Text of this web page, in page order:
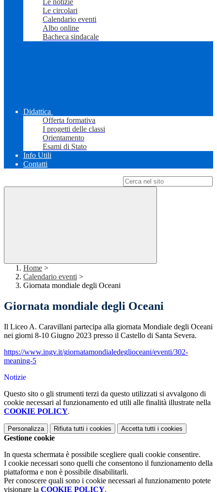
Le notizie
Le circolari
Calendario eventi
Albo online
Bacheca sindacale
Didattica
Offerta formativa
I progetti delle classi
Orientamento
Esami di Stato
Info Utili
Contatti
Home >
Calendario eventi >
Giornata mondiale degli Oceani
Giornata mondiale degli Oceani
Il Liceo A. Caravillani partecipa alla giornata Mondiale degli Oceani
nei giorni 8-10 Giugno 2023 presso il Castello di Santa Severa.
https://www.ingv.it/giornatamondialedeglioceani/eventi/302-
meaning-5
Notizie
Questo sito o gli strumenti terzi da questo utilizzati si avvalgono di
cookie necessari al funzionamento ed utili alle finalità illustrate nella
COOKIE POLICY.
Personalizza Rifiuta tutti i cookies Accetta tutti i cookies
Gestione cookie
In questa schermata è possibile scegliere quali cookie consentire.
I cookie necessari sono quelli che consentono il funzionamento della
piattaforma e non è possibile disabilitarli.
Per conoscere quali sono i cookie necessari al funzionamento potete
visionare la COOKIE POLICY.